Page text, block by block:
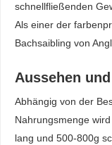
schnellfließenden
Als einer der
Bachsaibling von
Aussehen
Abhängig von der
Nahrungsmenge
lang und 500-800g